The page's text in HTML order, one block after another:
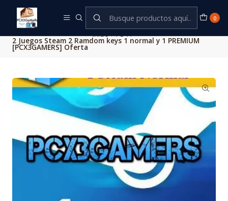
0
Inicio PS4
2 Juegos Steam 2 Ramdom keys 1 normal y 1 PREMIUM
[PCX3GAMERS] Oferta